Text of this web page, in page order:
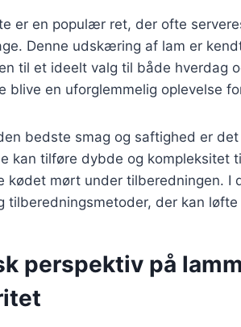
er en populær ret, der ofte
Denne udskæring af lam er
til et ideelt valg til både hverdag
blive en uforglemmelig oplevelse
bedste smag og saftighed er
kan tilføre dybde og
kødet mørt under tilberedningen. I
tilberedningsmetoder, der kan
perspektiv på